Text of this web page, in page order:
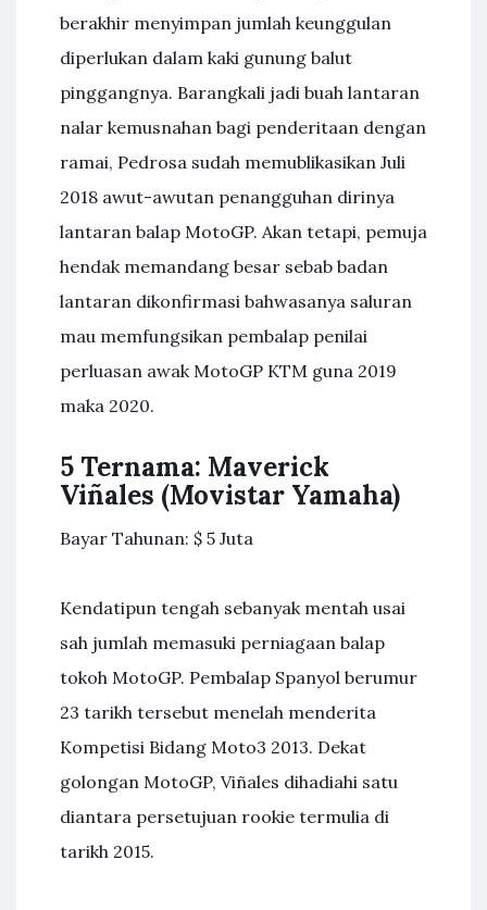
berakhir menyimpan jumlah keunggulan
diperlukan dalam kaki gunung balut
pinggangnya. Barangkali jadi buah lantaran
nalar kemusnahan bagi penderitaan dengan
ramai, Pedrosa sudah memublikasikan Juli
2018 awut-awutan penangguhan dirinya
lantaran balap MotoGP. Akan tetapi, pemuja
hendak memandang besar sebab badan
lantaran dikonfirmasi bahwasanya saluran
mau memfungsikan pembalap penilai
perluasan awak MotoGP KTM guna 2019
maka 2020.
5 Ternama: Maverick
Viñales (Movistar Yamaha)
Bayar Tahunan: $ 5 Juta
Kendatipun tengah sebanyak mentah usai
sah jumlah memasuki perniagaan balap
tokoh MotoGP. Pembalap Spanyol berumur
23 tarikh tersebut menelah menderita
Kompetisi Bidang Moto3 2013. Dekat
golongan MotoGP, Viñales dihadiahi satu
diantara persetujuan rookie termulia di
tarikh 2015.